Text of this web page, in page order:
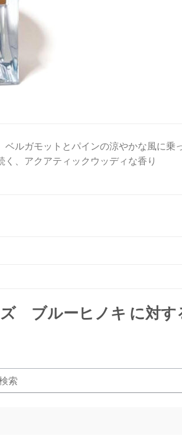
ベルガモットとパインの涼やかな風に
く、アクアティックウッディな香り
ブルーヒノキ に対す